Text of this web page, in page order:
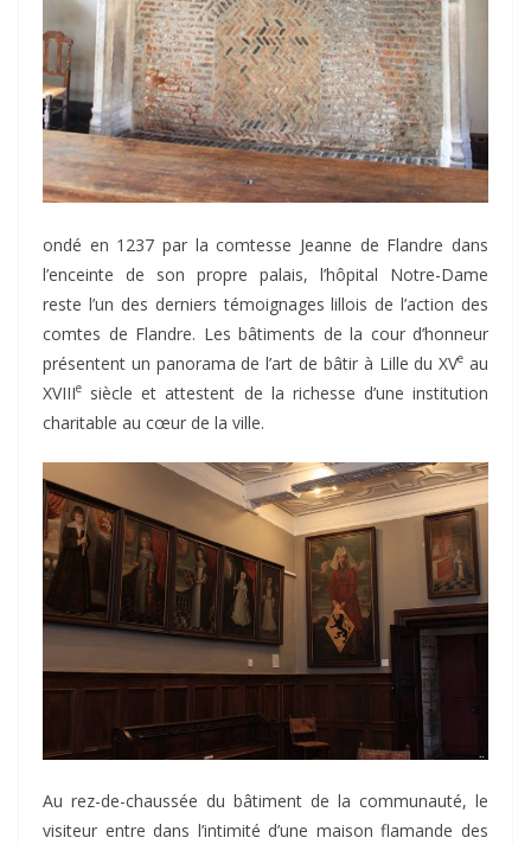
ondé en 1237 par la comtesse Jeanne de Flandre dans
l’enceinte de son propre palais, l’hôpital Notre-Dame
reste l’un des derniers témoignages lillois de l’action des
comtes de Flandre. Les bâtiments de la cour d’honneur
présentent un panorama de l’art de bâtir à Lille du XVe au
XVIIIe siècle et attestent de la richesse d’une institution
charitable au cœur de la ville.
Au rez-de-chaussée du bâtiment de la communauté, le
visiteur entre dans l’intimité d’une maison flamande des